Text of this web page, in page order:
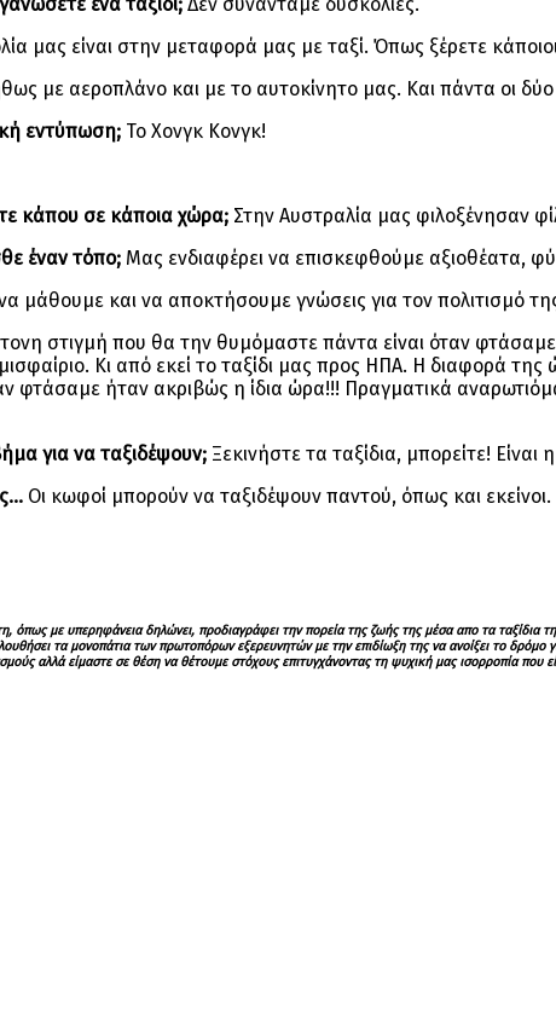
μας είναι στην μεταφορά μας με ταξί. Όπως ξέρετε κάποιοι
με αεροπλάνο και με το αυτοκίνητο μας. Και πάντα οι
εντύπωση; Το Χονγκ Κονγκ!
κάπου σε κάποια χώρα; Στην Αυστραλία μας φιλοξένησαν
έναν τόπο; Μας ενδιαφέρει να επισκεφθούμε αξιοθέατα,
μάθουμε και να αποκτήσουμε γνώσεις για τον πολιτισμό
στιγμή που θα την θυμόμαστε πάντα είναι όταν
Κι από εκεί το ταξίδι μας προς ΗΠΑ. Η διαφορά
φτάσαμε ήταν ακριβώς η ίδια ώρα!!! Πραγματικά
για να ταξιδέψουν; Ξεκινήστε τα ταξίδια, μπορείτε!
Οι κωφοί μπορούν να ταξιδέψουν παντού, όπως και
με υπερηφάνεια δηλώνει, προδιαγράφει την πορεία της ζωής της μέσα απο τα ταξίδια
τα μονοπάτια των πρωτοπόρων εξερευνητών με την επιδίωξη της να ανοίξει το
αλλά είμαστε σε θέση να θέτουμε στόχους επιτυγχάνοντας τη ψυχική μας ισορροπία που